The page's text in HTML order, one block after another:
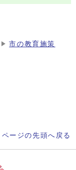
市の教育施策
ページの先頭へ戻る